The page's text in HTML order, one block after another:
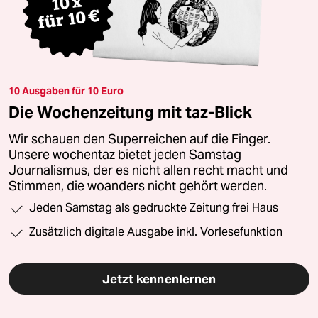
10 Ausgaben für 10 Euro
Die Wochenzeitung mit taz-Blick
Wir schauen den Superreichen auf die Finger.
Unsere wochentaz bietet jeden Samstag
Journalismus, der es nicht allen recht macht und
Stimmen, die woanders nicht gehört werden.
Jeden Samstag als gedruckte Zeitung frei Haus
Zusätzlich digitale Ausgabe inkl. Vorlesefunktion
Jetzt kennenlernen